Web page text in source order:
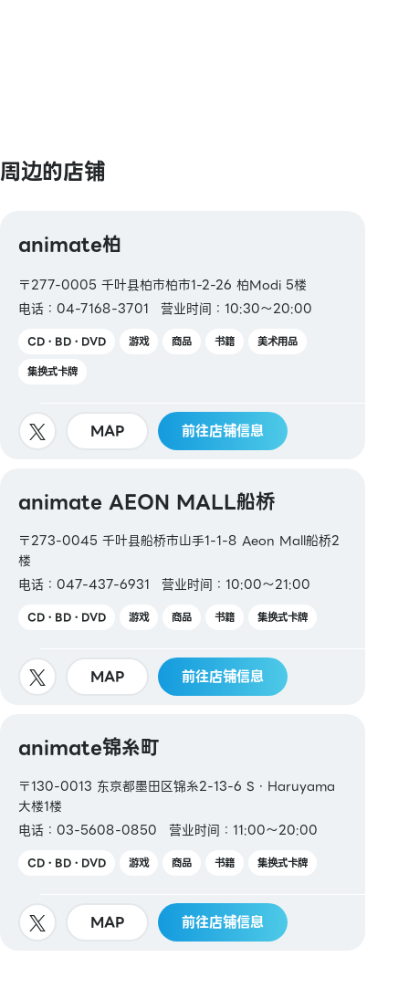
周边的店铺
animate柏
〒277-0005 千叶县柏市柏市1-2-26 柏Modi 5楼
电话：04-7168-3701
营业时间：10:30～20:00
CD・BD・DVD 游戏 商品 书籍
美术用品
集换式卡牌
MAP 前往店铺信息
animate AEON MALL船桥
〒273-0045 千叶县船桥市山手1-1-8 Aeon Mall船桥2
楼
电话：047-437-6931
营业时间：10:00～21:00
CD・BD・DVD 游戏 商品 书籍 集换式卡牌
MAP 前往店铺信息
animate锦糸町
〒130-0013 东京都墨田区锦糸2-13-6 S・Haruyama
大楼1楼
电话：03-5608-0850
营业时间：11:00～20:00
CD・BD・DVD 游戏 商品 书籍 集换式卡牌
MAP 前往店铺信息